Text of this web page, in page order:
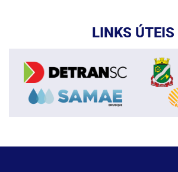
LINKS ÚTEIS